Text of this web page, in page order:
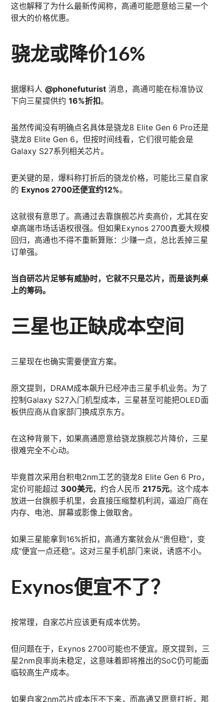
这也解释了为什么最新传闻称，高通可能愿意给三星一个
很大的价格优惠。
骁龙或降价16%
据爆料人 @phonefuturist 消息，高通可能在标准协议
下向三星提供约16%折扣。
虽然传闻没有明确点名具体是骁龙8 Elite Gen 6 Pro还是
骁龙8 Elite Gen 6，但按时间线看，它们很可能会是
Galaxy S27系列相关芯片。
更关键的是，爆料称打折后的骁龙价格，可能比三星自家
的 Exynos 2700还便宜约12%。
这就很有意思了。高通过去靠旗舰芯片卖高价，尤其在安
卓高端市场话语权很强。但如果Exynos 2700真要大规模
回归，高通也不得不重新算账：少赚一点，总比丢掉三星
订单强。
当自研芯片足够有威胁时，它就不只是芯片，而是谈判桌
上的筹码。
三星也正缺成本空间
三星现在也确实需要便宜方案。
原文提到，DRAM成本飙升已经冲击三星手机业务。为了
控制Galaxy S27入门机型成本，三星甚至可能把OLED面
板供应商从自家部门换成京东方。
在这种背景下，如果高通愿意给骁龙旗舰芯片降价，三星
很难完全不心动。
毕竟首次采用台积电2nm工艺的骁龙8 Elite Gen 6 Pro，
定价可能超过 300美元，约合人民币 2175元。这个成本
放进一台旗舰手机里，会直接压缩整机利润，逼迫厂商在
内存、电池、屏幕或影像上做取舍。
如果三星能拿到16%折扣，高通方案就会从“贵但稳”，变
成“便宜一点还稳”。这对三星手机部门来说，诱惑不小。
Exynos便宜不了？
按常理，自家芯片应该更有成本优势。
但问题在于，Exynos 2700可能也不便宜。原文提到，三
星2nm良率尚未稳定，这意味着即将推出的SoC仍可能面
临较高生产成本。
如果自家2nm芯片成本压不下来，而高通又愿意打折，那